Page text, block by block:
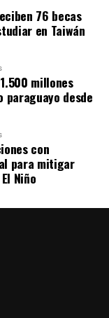
un centro
millones de
Yacyretá.
76 becas
en Taiwán
millones
desde
con
para mitigar
Niño